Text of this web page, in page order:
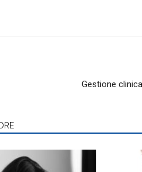
Gestione